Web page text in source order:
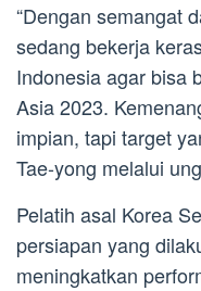
“Dengan semangat
sedang bekerja
Indonesia agar bisa
Asia 2023.
impian, tapi target
Tae-yong melalui
Pelatih asal Korea
persiapan yang
meningkatkan